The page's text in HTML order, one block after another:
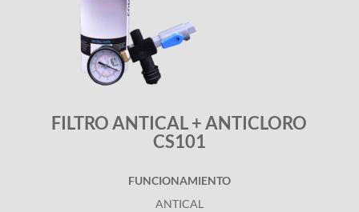
FILTRO ANTICAL + ANTICLORO
CS101
FUNCIONAMIENTO
ANTICAL